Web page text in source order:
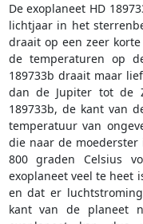
De exoplaneet HD
lichtjaar in het
draait op een zeer
de temperaturen op
189733b draait maar
dan de Jupiter tot de
189733b, de kant van
temperatuur van
die naar de
800 graden Celsius
exoplaneet veel te heet
en dat er
kant van de planeet